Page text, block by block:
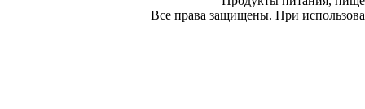
Все права защищены. При